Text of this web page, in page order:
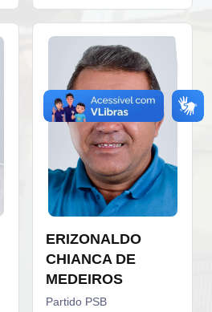
ERIZONALDO
CHIANCA DE
MEDEIROS
Partido PSB